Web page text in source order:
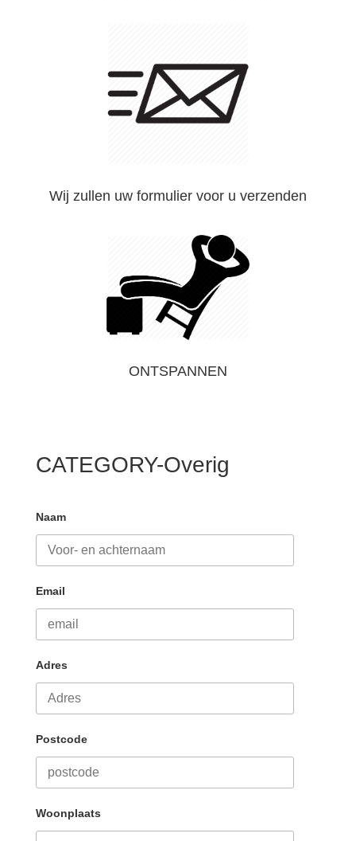
Wij zullen uw formulier voor u verzenden
ONTSPANNEN
CATEGORY-Overig
Naam
Email
Adres
Postcode
Woonplaats